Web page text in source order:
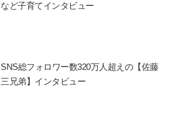
など子育てインタビュー
SNS総フォロワー数320万人超えの【佐藤
三兄弟】インタビュー